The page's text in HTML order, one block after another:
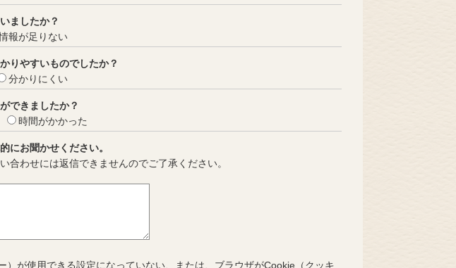
ましたか？
報が足りない
りやすいものでしたか？
分かりにくい
できましたか？
時間がかかった
にお聞かせください。
合わせには返信できませんのでご了承ください。
が使用できる設定になっていない、または、ブラウザがCookie（クッキ